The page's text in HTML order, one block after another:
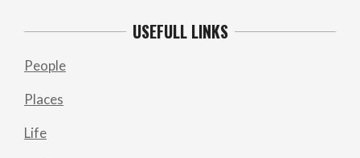
USEFULL LINKS
People
Places
Life